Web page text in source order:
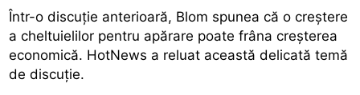
Într-o discuție anterioară, Blom spunea că o creștere
a cheltuielilor pentru apărare poate frâna creșterea
economică. HotNews a reluat această delicată temă
de discuție.